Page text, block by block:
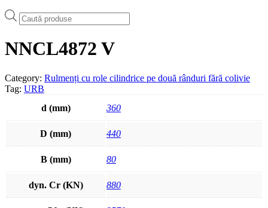
Products
search
NNCL4872 V
Category: Rulmenți cu role cilindrice pe două rânduri fără colivie
Tag: URB
d (mm)
360
D (mm) 440
B (mm) 80
dyn. Cr (KN) 880